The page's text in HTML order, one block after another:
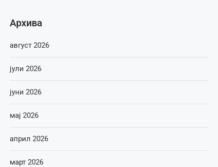
Архива
август 2026
јули 2026
јуни 2026
мај 2026
април 2026
март 2026